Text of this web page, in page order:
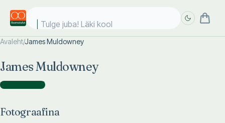
Tulge juba! Läki kooli
Avaleht/James Muldowney
James Muldowney
Fotograafina )
Fotograafina